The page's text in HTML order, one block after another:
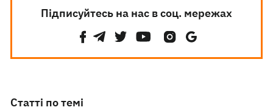
Підписуйтесь на нас в соц. мережах
Статті по темі